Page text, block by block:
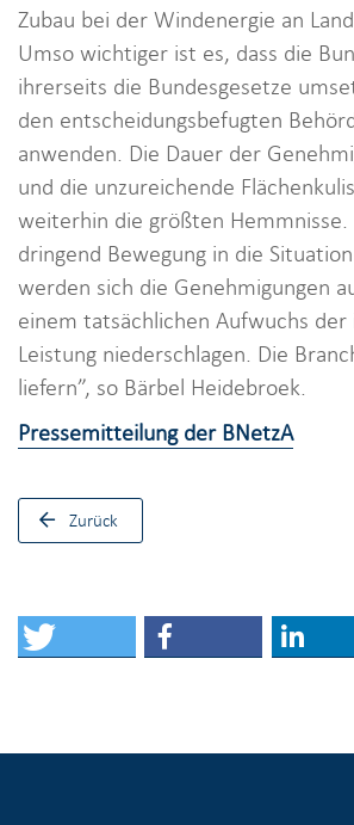
Zubau bei der Windenergie an
Umso wichtiger ist es, dass die
ihrerseits die Bundesgesetze
den entscheidungsbefugten
anwenden. Die Dauer der
und die unzureichende
weiterhin die größten Hemmnisse.
dringend Bewegung in die
werden sich die Genehmigungen
einem tatsächlichen Aufwuchs
Leistung niederschlagen. Die
liefern”, so Bärbel Heidebroek.
Pressemitteilung der BNetzA
Zurück